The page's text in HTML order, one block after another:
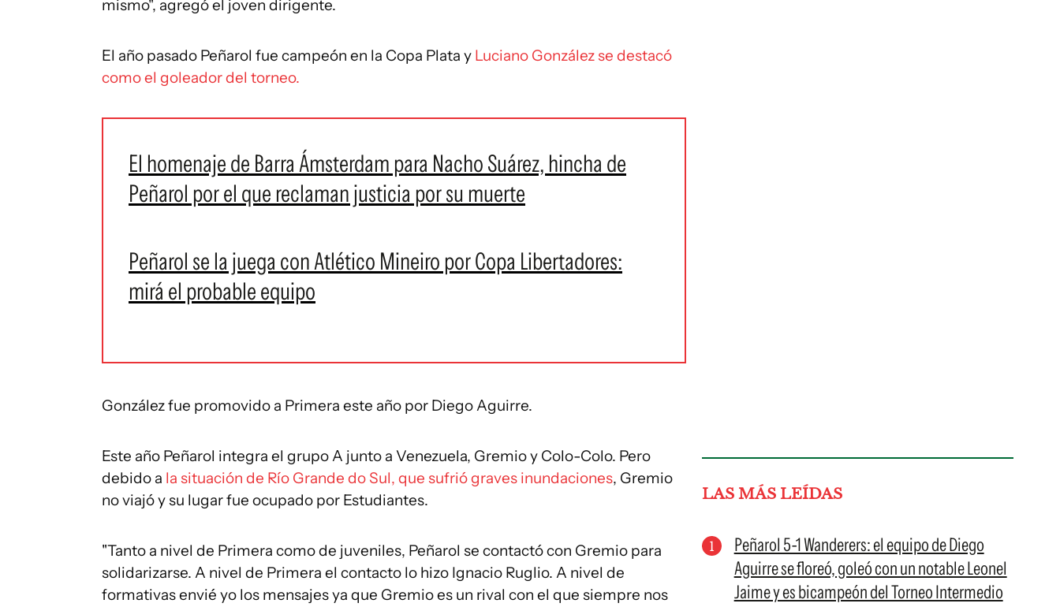
mismo", agregó el joven dirigente.
El año pasado Peñarol fue campeón en la Copa Plata y Luciano González se destacó
como el goleador del torneo.
El homenaje de Barra Ámsterdam para Nacho Suárez, hincha de
Peñarol por el que reclaman justicia por su muerte
Peñarol se la juega con Atlético Mineiro por Copa Libertadores:
mirá el probable equipo
González fue promovido a Primera este año por Diego Aguirre.
Este año Peñarol integra el grupo A junto a Venezuela, Gremio y Colo-Colo. Pero
debido a la situación de Río Grande do Sul, que sufrió graves inundaciones, Gremio
no viajó y su lugar fue ocupado por Estudiantes.
"Tanto a nivel de Primera como de juveniles, Peñarol se contactó con Gremio para
solidarizarse. A nivel de Primera el contacto lo hizo Ignacio Ruglio. A nivel de
formativas envié yo los mensajes ya que Gremio es un rival con el que siempre nos
LAS MÁS LEÍDAS
Peñarol 5-1 Wanderers: el equipo de Diego
Aguirre se floreó, goleó con un notable Leonel
Jaime y es bicampeón del Torneo Intermedio